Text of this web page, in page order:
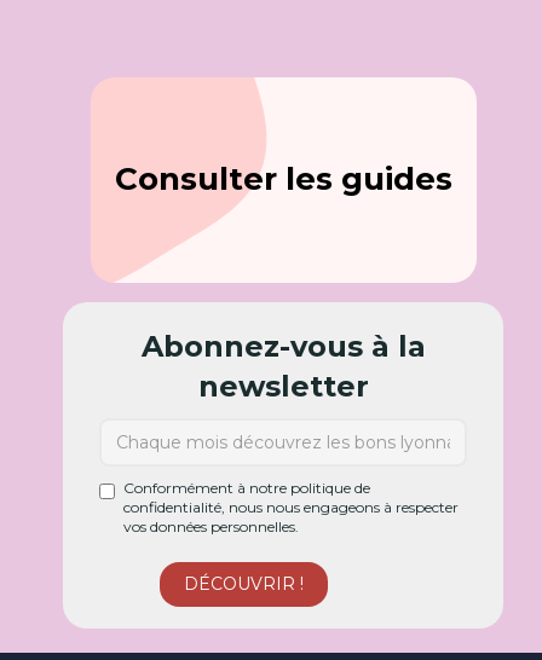
Consulter les guides
Abonnez-vous à la
newsletter
Conformément à notre politique de
confidentialité, nous nous engageons à respecter
vos données personnelles.